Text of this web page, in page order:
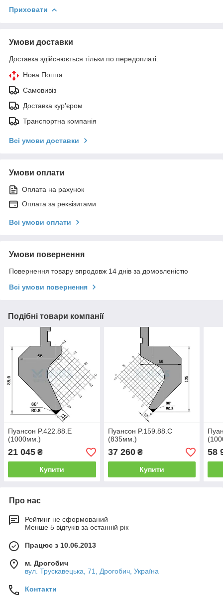
Приховати
Умови доставки
Доставка здійснюється тільки по передоплаті.
Нова Пошта
Самовивіз
Доставка кур'єром
Транспортна компанія
Всі умови доставки
Умови оплати
Оплата на рахунок
Оплата за реквізитами
Всі умови оплати
Умови повернення
Повернення товару впродовж 14 днів за домовленістю
Всі умови повернення
Подібні товари компанії
Пуансон P.422.88.E
(1000мм.)
21 045 ₴
Купити
Пуансон P.159.88.C
(835мм.)
37 260₴
Купити
58
Про нас
Рейтинг не сформований
Менше 5 відгуків за останній рік
Працює з 10.06.2013
м. Дрогобич
вул. Трускавецька, 71, Дрогобич, Україна
Контакти